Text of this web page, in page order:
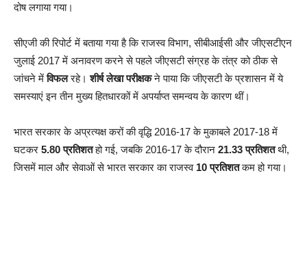
दोष लगाया गया।
सीएजी की रिपोर्ट में बताया गया है कि राजस्व विभाग, सीबीआईसी और जीएसटीएन
जुलाई 2017 में अनावरण करने से पहले जीएसटी संग्रह के तंत्र को ठीक से
जांचने मेंविफलरहे।शीर्ष लेखा परीक्षकने पाया कि जीएसटी के प्रशासन में ये
समस्याएं इन तीन मुख्य हितधारकों में अपर्याप्त समन्वय के कारण थीं।
भारत सरकार के अप्रत्यक्ष करों की वृद्धि 2016-17 के मुकाबले 2017-18 में
घटकर 5.80 प्रतिशतहो गई, जबकि 2016-17 के दौरान 21.33 प्रतिशतथी,
जिसमें माल और सेवाओं से भारत सरकार का राजस्व 10 प्रतिशतकम हो गया।